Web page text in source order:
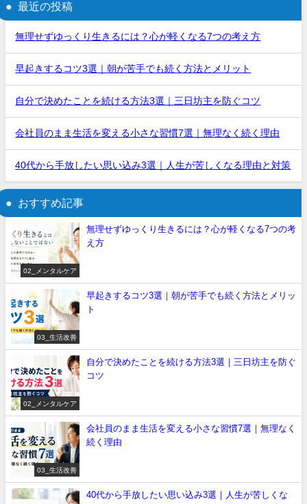
最近の投稿
無理せずゆっくり生きるには？心が軽くなる7つの考え方
早起きするコツ3選｜朝が苦手でも続く方法とメリット
自分で決めたことを続ける方法3選｜三日坊主を防ぐコツ
会社員のまま生活を変える小さな習慣7選｜無理なく続く理由
40代から手放したい思い込み3選｜人生が苦しくなる理由と対策
おすすめ記事
02_メンタルケア
無理せずゆっくり生きるには？心が軽くなる7つの考
え方
03_生活改善
早起きするコツ3選｜朝が苦手でも続く方法とメリッ
ト
02_メンタルケア
自分で決めたことを続ける方法3選｜三日坊主を防ぐ
コツ
03_生活改善
会社員のまま生活を変える小さな習慣7選｜無理なく
続く理由
40代から手放したい思い込み3選｜人生が苦しくな